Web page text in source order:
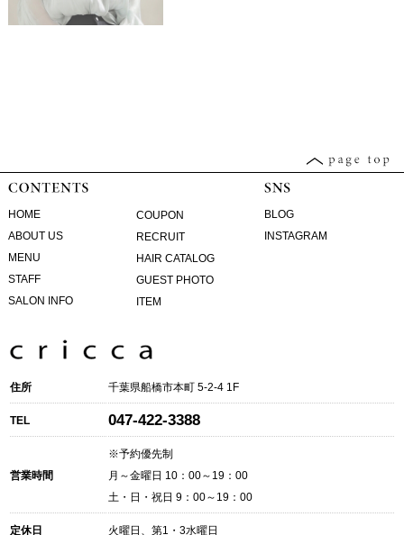
HOME
ABOUT US
MENU
STAFF
SALON INFO
COUPON
RECRUIT
HAIR CATALOG
GUEST PHOTO
ITEM
BLOG
INSTAGRAM
住所 千葉県船橋市本町 5-2-4 1F
TEL 047-422-3388
営業時間
※予約優先制
月～金曜日 10：00～19：00
土・日・祝日 9：00～19：00
定休日 火曜日、第1・3水曜日